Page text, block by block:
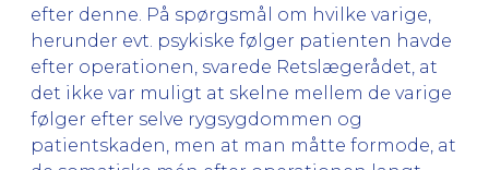
efter denne. På spørgsmål om hvilke varige,
herunder evt. psykiske følger patienten havde
efter operationen, svarede Retslægerådet, at
det ikke var muligt at skelne mellem de varige
følger efter selve rygsygdommen og
patientskaden, men at man måtte formode, at